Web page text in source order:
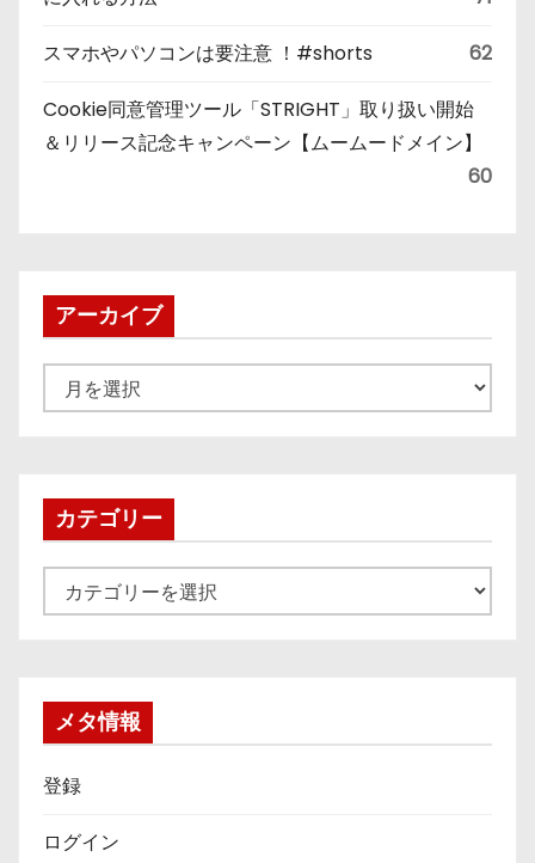
スマホやパソコンは要注意 ！#shorts 62
Cookie同意管理ツール「STRIGHT」取り扱い開始
＆リリース記念キャンペーン【ムームードメイン】
60
アーカイブ
ー
ブカテゴリー
テ
メタ情報
登録
ログイン